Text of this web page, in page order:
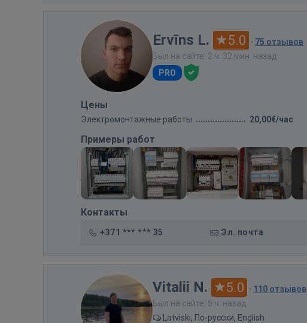
Ervīns L. 5.0 · 75 отзывов
Был на сайте: 2 ч. 32 мин. назад
PRO
Цены
Электромонтажные работы 20,00€/час
Примеры работ
Контакты
+371 *** *** 35 Эл. почта
Vitalii N. 5.0 · 110 отзывов
Был на сайте: 5 ч. назад
Latviski, По-русски, English